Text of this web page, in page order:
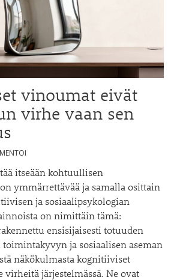
vinoumat eivät
virhe vaan sen
itseään kohtuullisen
ymmärrettävää ja samalla osittain
ja sosiaalipsykologian
on nimittäin tämä:
ensisijaisesti totuuden
ja sosiaalisen aseman
näkökulmasta kognitiiviset
järjestelmässä. Ne ovat